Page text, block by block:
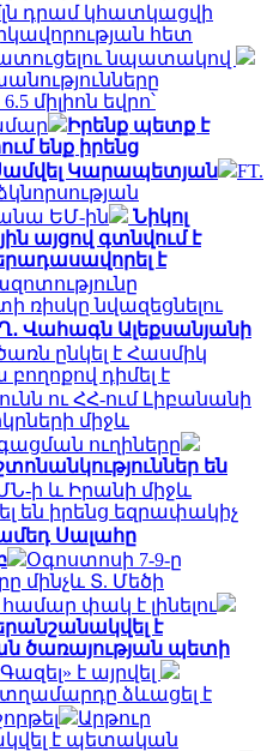
դրամ կհատկացվի
հետ
նպատակով
միլիոն եվրո՝
Իրենք պետք է
ենք իրենց
Կարապետյան
FT.
ԵՄ-ին
Նիկոլ
այցով գտնվում է
է
ռիսկը նվազեցնելու
Վահագն Ալեքսանյանի
ընկել է Հասմիկ
դիմել է
ու ՀՀ-ում Լիբանանի
միջև
ուղիները
են
ի և Իրանի միջև
են իրենց եզրափակիչ
Սալահը
Օգոստոսի 7-9-ը
մինչև Տ. Մեծի
փակ է լինելու
է
ծառայության պետի
է այրվել
ձևացել է
Արթուր
է պետական